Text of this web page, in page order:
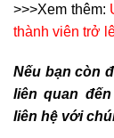
>>>Xem thêm:
thành viên trở
Nếu bạn còn
liên quan đến
liên hệ với